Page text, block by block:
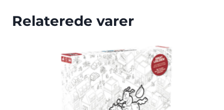
Relaterede varer